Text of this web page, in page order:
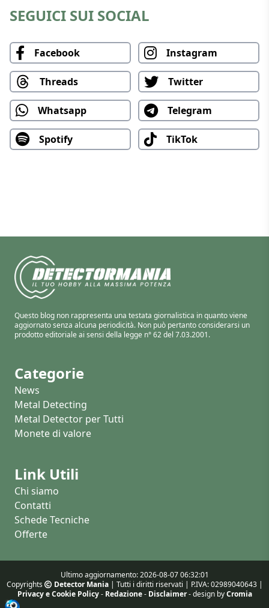
SEGUICI SUI SOCIAL
Facebook Instagram
Threads Twitter
Whatsapp Telegram
Spotify TikTok
Questo blog non rappresenta una testata giornalistica in quanto viene
aggiornato senza alcuna periodicità. Non può pertanto considerarsi un
prodotto editoriale ai sensi della legge n° 62 del 7.03.2001.
Categorie
News
Metal Detecting
Metal Detector per Tutti
Monete di valore
Link Utili
Chi siamo
Contatti
Schede Tecniche
Offerte
Ultimo aggiornamento: 2026-08-07 06:32:01
Copyrights
Detector Mania| Tutti i diritti riservati | P.IVA: 02989040643 |
Privacy e Cookie Policy- Redazione- Disclaimer- design byCromia